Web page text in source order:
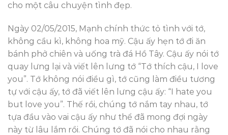
cho một câu chuyện tình đẹp.
Ngày 02/05/2015, Mạnh chính thức tỏ tình với tớ,
không cầu kì, không hoa mỹ. Cậu ấy hẹn tớ đi ăn
bánh phở chiên và uống trà đá Hồ Tây. Cậu ấy nói tớ
quay lưng lại và viết lên lưng tớ “Tớ thích cậu, I love
you”. Tớ không nói điều gì, tớ cũng làm điều tương
tự với cậu ấy, tớ đã viết lên lưng cậu ấy: “I hate you
but love you”. Thế rồi, chúng tớ nắm tay nhau, tớ
tựa đầu vào vai cậu ấy như thể đã mong đợi ngày
này từ lâu lắm rồi. Chúng tớ đã nói cho nhau rằng